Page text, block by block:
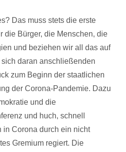
Das muss stets die erste
die Bürger, die Menschen, die
und beziehen wir all das auf
daran anschließenden
zum Beginn der staatlichen
der Corona-Pandemie. Dazu
und die
und huch, schnell
in Corona durch ein nicht
Gremium regiert. Die